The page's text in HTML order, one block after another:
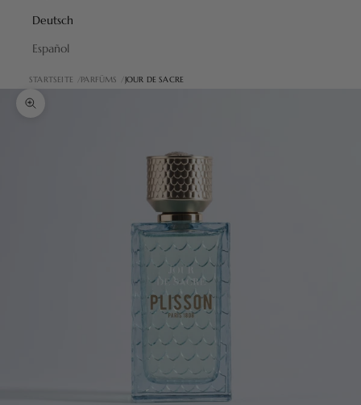
Deutsch
Español
STARTSEITE PARFÜMS JOUR DE SACRE
Bild vergrößern